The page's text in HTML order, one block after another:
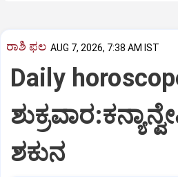
ರಾಶಿ ಫಲ AUG 7, 2026, 7:38 AM IST
Daily
ಶಕುನ